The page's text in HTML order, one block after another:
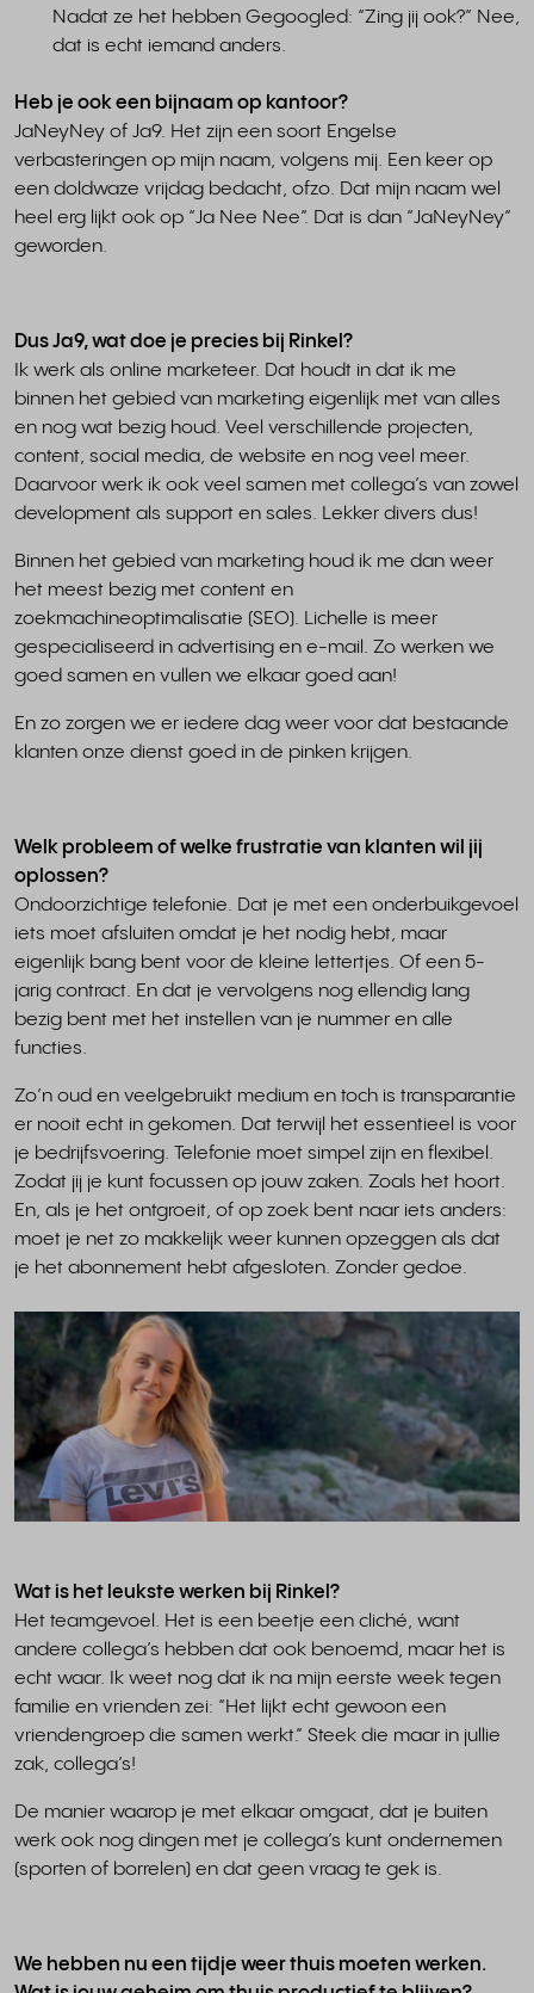
Nadat ze het hebben Gegoogled: “Zing jij ook?” Nee,
dat is echt iemand anders.
Heb je ook een bijnaam op kantoor?
JaNeyNey of Ja9. Het zijn een soort Engelse
verbasteringen op mijn naam, volgens mij. Een keer op
een doldwaze vrijdag bedacht, ofzo. Dat mijn naam wel
heel erg lijkt ook op “Ja Nee Nee”. Dat is dan “JaNeyNey”
geworden.
Dus Ja9, wat doe je precies bij Rinkel?
Ik werk als online marketeer. Dat houdt in dat ik me
binnen het gebied van marketing eigenlijk met van alles
en nog wat bezig houd. Veel verschillende projecten,
content, social media, de website en nog veel meer.
Daarvoor werk ik ook veel samen met collega’s van zowel
development als support en sales. Lekker divers dus!
Binnen het gebied van marketing houd ik me dan weer
het meest bezig met content en
zoekmachineoptimalisatie (SEO). Lichelle is meer
gespecialiseerd in advertising en e-mail. Zo werken we
goed samen en vullen we elkaar goed aan!
En zo zorgen we er iedere dag weer voor dat bestaande
klanten onze dienst goed in de pinken krijgen.
Welk probleem of welke frustratie van klanten wil jij
oplossen?
Ondoorzichtige telefonie. Dat je met een onderbuikgevoel
iets moet afsluiten omdat je het nodig hebt, maar
eigenlijk bang bent voor de kleine lettertjes. Of een 5-
jarig contract. En dat je vervolgens nog ellendig lang
bezig bent met het instellen van je nummer en alle
functies.
Zo’n oud en veelgebruikt medium en toch is transparantie
er nooit echt in gekomen. Dat terwijl het essentieel is voor
je bedrijfsvoering. Telefonie moet simpel zijn en flexibel.
Zodat jij je kunt focussen op jouw zaken. Zoals het hoort.
En, als je het ontgroeit, of op zoek bent naar iets anders:
moet je net zo makkelijk weer kunnen opzeggen als dat
je het abonnement hebt afgesloten. Zonder gedoe.
Wat is het leukste werken bij Rinkel?
Het teamgevoel. Het is een beetje een cliché, want
andere collega’s hebben dat ook benoemd, maar het is
echt waar. Ik weet nog dat ik na mijn eerste week tegen
familie en vrienden zei: “Het lijkt echt gewoon een
vriendengroep die samen werkt.” Steek die maar in jullie
zak, collega’s!
De manier waarop je met elkaar omgaat, dat je buiten
werk ook nog dingen met je collega’s kunt ondernemen
(sporten of borrelen) en dat geen vraag te gek is.
We hebben nu een tijdje weer thuis moeten werken.